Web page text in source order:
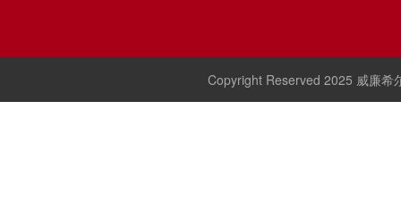
Copyright Reserved 2025 威廉希